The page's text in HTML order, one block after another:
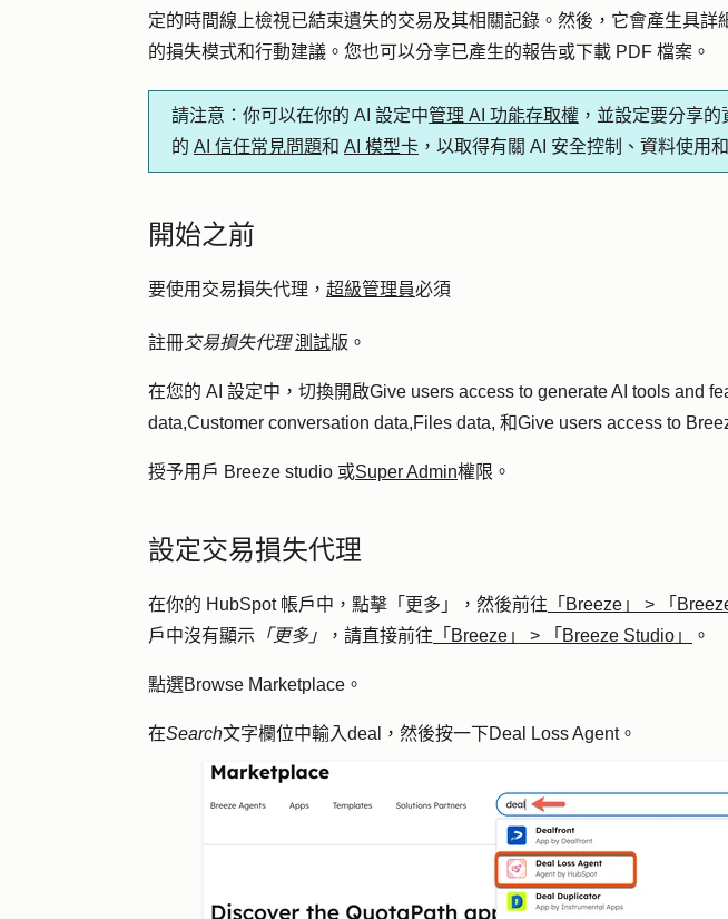
定的時間線上檢視已結束遺失的交易及其相關記錄。然後，它會產生具詳
的損失模式和行動建議。您也可以分享已產生的報告或下載 PDF 檔案。
請注意 ：你可以在你的 AI 設定中管理 AI 功能存取權 ，並設定要分享
的 AI 信任常見問題和 AI 模型卡 ，以取得有關 AI 安全控制、資料使用
開始之前
要使用交易損失代理， 超級管理員必須
註冊交易損失代理 測試版。
在您的 AI 設定中，切換開啟Give users access to generate AI tools and
data,Customer conversation data,Files data, 和Give users access to
授予用戶 Breeze studio 或Super Admin權限。
設定交易損失代理
在你的 HubSpot 帳戶中，點擊 「更多」 ，然後前往 「Breeze」 > 「
戶中沒有顯示 「更多」 ，請直接前往 「Breeze」 > 「Breeze Studio」 。
點選Browse Marketplace 。
在Search文字欄位中輸入deal ，然後按一下Deal Loss Agent。